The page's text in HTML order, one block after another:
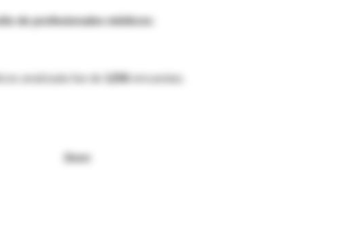
de profesionales médicos:
Sexo